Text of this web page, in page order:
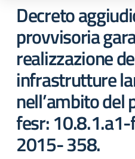
Decreto
provvisoria
realizzazione
infrastrutture
nell’ambito del
fesr:
2015- 358.